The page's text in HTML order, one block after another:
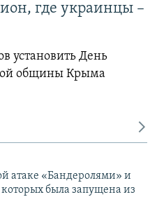
где украинцы –
установить День
общины Крыма
атаке «Бандеролями» и
была запущена из